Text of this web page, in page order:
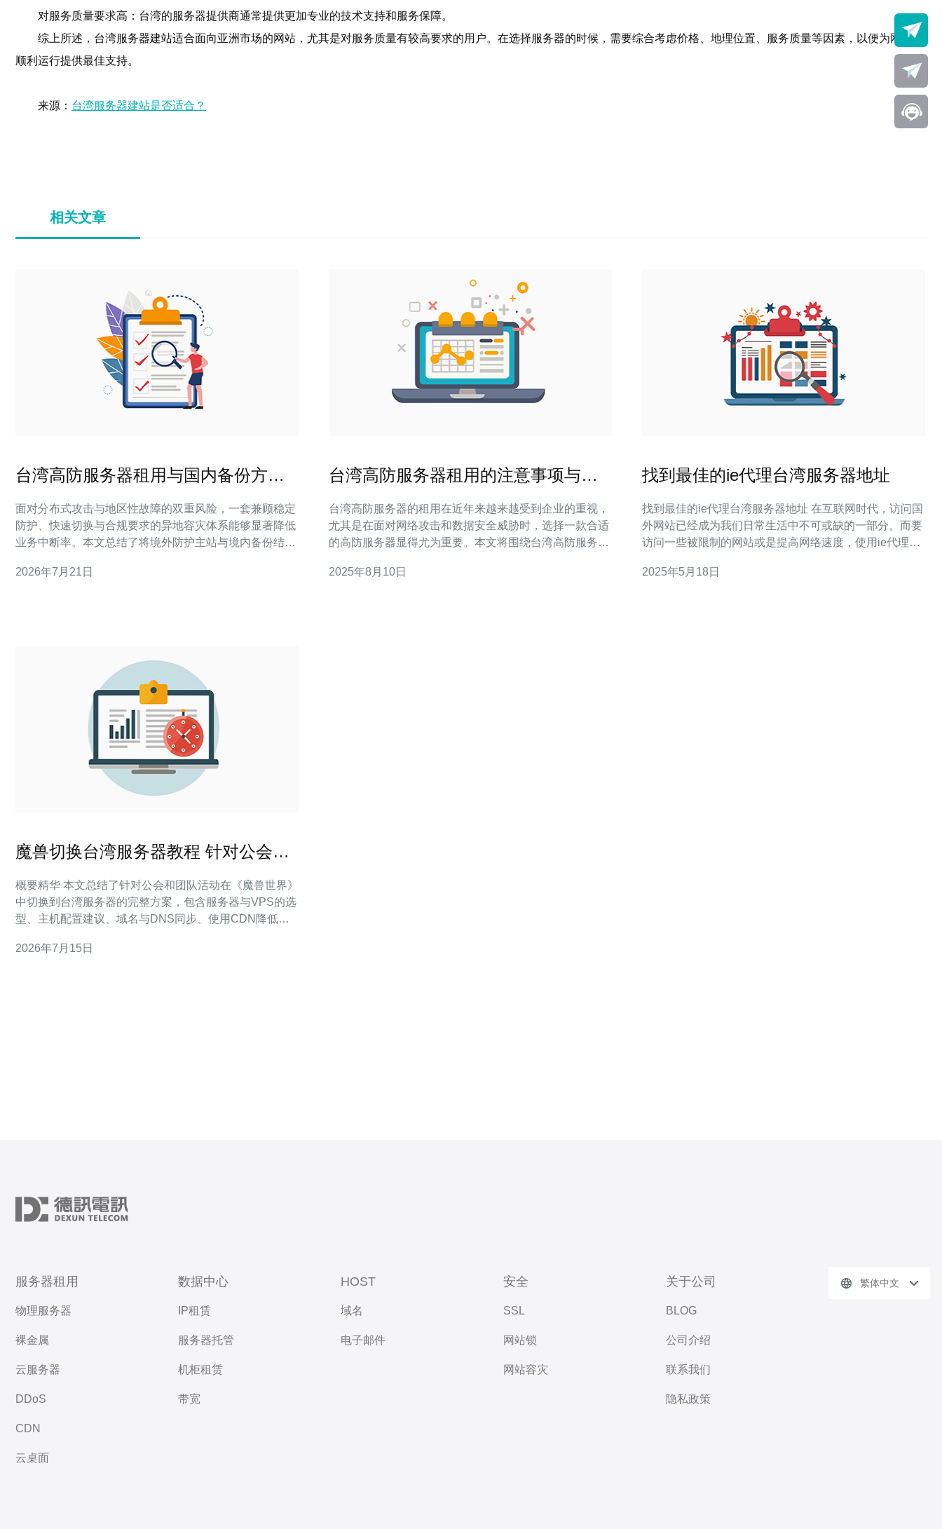
对服务质量要求高：台湾的服务器提供商通常提供更加专业的技术支持和服务保障。
综上所述，台湾服务器建站适合面向亚洲市场的网站，尤其是对服务质量有较高要求的用户。在选择服务器的时候，需要综合考虑价格、地理位置、服务质量等因素，以便为网站的
顺利运行提供最佳支持。
来源： 台湾服务器建站是否适合？
相关文章
台湾高防服务器租用与国内备份方案
面对分布式攻击与地区性故障的双重风险，一套兼顾稳定
防护、快速切换与合规要求的异地容灾体系能够显著降低
业务中断率。本文总结了将境外防护主站与境内备份结合
机制、监控与演练流程以及成本与合规考量，帮助运维和
2026年7月21日
台湾高防服务器租用的注意事项与建
台湾高防服务器的租用在近年来越来越受到企业的重视，
尤其是在面对网络攻击和数据安全威胁时，选择一款合适
的高防服务器显得尤为重要。本文将围绕台湾高防服务器
高防服务器？ 高防服务器是指能够抵御各种网络攻击（如
2025年8月10日
找到最佳的ie代理台湾服务器地址
找到最佳的ie代理台湾服务器地址 在互联网时代，访问国
外网站已经成为我们日常生活中不可或缺的一部分。而要
访问一些被限制的网站或是提高网络速度，使用ie代理台
找到最佳的ie代理台湾服务器地址。 ie代理台湾服务器地
2025年5月18日
魔兽切换台湾服务器教程 针对公会和
概要精华 本文总结了针对公会和团队活动在《魔兽世界》
中切换到台湾服务器的完整方案，包含服务器与VPS的选
型、主机配置建议、域名与DNS同步、使用CDN降低分
保活动时间表、补丁分发与语音/战网连接的同步与稳定。
2026年7月15日
服务器租用
物理服务器
裸金属
云服务器
DDoS
CDN
云桌面
数据中心
IP租赁
服务器托管
机柜租赁
带宽
HOST
域名
电子邮件
安全
SSL
网站锁
网站容灾
关于公司
BLOG
公司介绍
联系我们
隐私政策
繁体中文